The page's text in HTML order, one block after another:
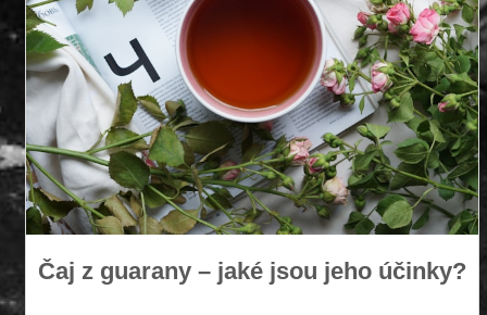
Čaj z guarany – jaké jsou jeho účinky?